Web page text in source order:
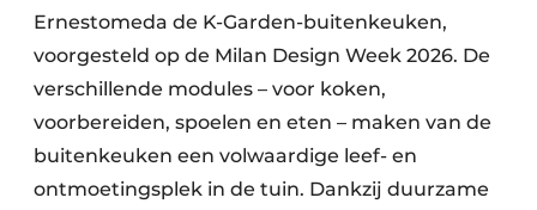
Ernestomeda de K-Garden-buitenkeuken,
voorgesteld op de Milan Design Week 2026. De
verschillende modules – voor koken,
voorbereiden, spoelen en eten – maken van de
buitenkeuken een volwaardige leef- en
ontmoetingsplek in de tuin. Dankzij duurzame